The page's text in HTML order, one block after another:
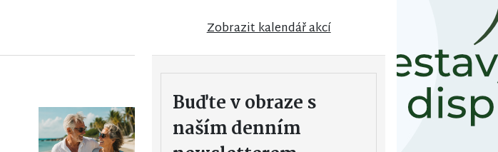
Zobrazit kalendář akcí
Buďte v obraze s
naším denním